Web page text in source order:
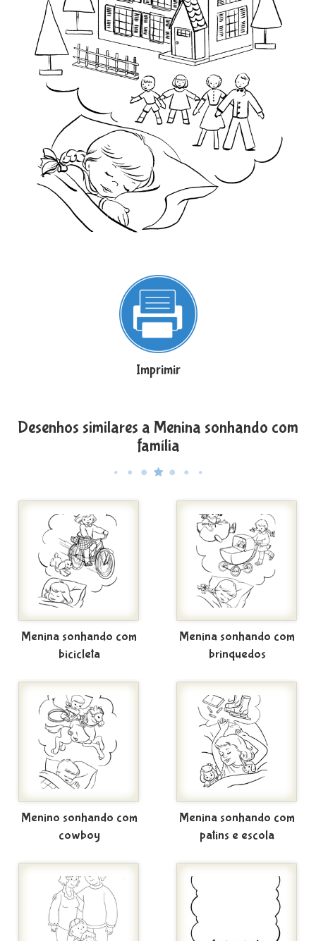
Imprimir
Desenhos similares a Menina sonhando com
família
Menina sonhando com
bicicleta
Menina sonhando com
brinquedos
Menino sonhando com
cowboy
Menina sonhando com
patins e escola